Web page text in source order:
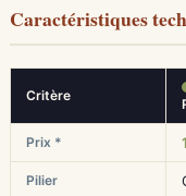
Caractéristiques
Critère
Prix *
Pilier